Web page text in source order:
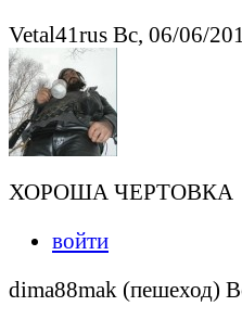
Vetal41rus Вс, 06/06/
ХОРОША ЧЕРТОВКА
войти
dima88mak (пешеход)